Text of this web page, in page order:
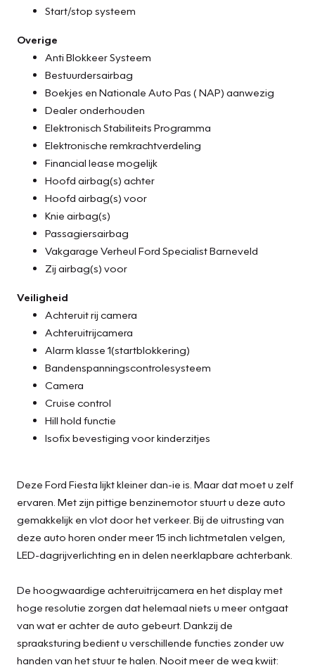
Start/stop systeem
Overige
Anti Blokkeer Systeem
Bestuurdersairbag
Boekjes en Nationale Auto Pas ( NAP) aanwezig
Dealer onderhouden
Elektronisch Stabiliteits Programma
Elektronische remkrachtverdeling
Financial lease mogelijk
Hoofd airbag(s) achter
Hoofd airbag(s) voor
Knie airbag(s)
Passagiersairbag
Vakgarage Verheul Ford Specialist Barneveld
Zij airbag(s) voor
Veiligheid
Achteruit rij camera
Achteruitrijcamera
Alarm klasse 1(startblokkering)
Bandenspanningscontrolesysteem
Camera
Cruise control
Hill hold functie
Isofix bevestiging voor kinderzitjes
Deze Ford Fiesta lijkt kleiner dan-ie is. Maar dat moet u zelf
ervaren. Met zijn pittige benzinemotor stuurt u deze auto
gemakkelijk en vlot door het verkeer. Bij de uitrusting van
deze auto horen onder meer 15 inch lichtmetalen velgen,
LED-dagrijverlichting en in delen neerklapbare achterbank.
De hoogwaardige achteruitrijcamera en het display met
hoge resolutie zorgen dat helemaal niets u meer ontgaat
van wat er achter de auto gebeurt. Dankzij de
spraaksturing bedient u verschillende functies zonder uw
handen van het stuur te halen. Nooit meer de weg kwijt: